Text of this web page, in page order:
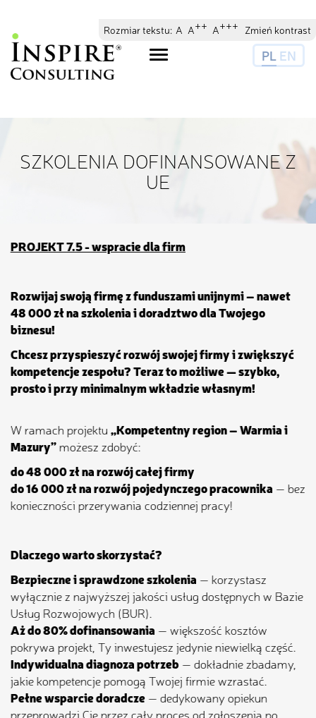
Rozmiar tekstu: A A++ A+++ Zmień kontrast
Toggle
PL EN
SZKOLENIA DOFINANSOWANE Z
UE
PROJEKT 7.5 - wspracie dla firm
Rozwijaj swoją firmę z funduszami unijnymi – nawet
48 000 zł na szkolenia i doradztwo dla Twojego
biznesu!
Chcesz przyspieszyć rozwój swojej firmy i zwiększyć
kompetencje zespołu? Teraz to możliwe — szybko,
prosto i przy minimalnym wkładzie własnym!
W ramach projektu „Kompetentny region – Warmia i
Mazury”możesz zdobyć:
do 48 000 zł na rozwój całej firmy
do 16 000 zł na rozwój pojedynczego pracownika — bez
konieczności przerywania codziennej pracy!
Dlaczego warto skorzystać?
Bezpieczne i sprawdzone szkolenia — korzystasz
wyłącznie z najwyższej jakości usług dostępnych w Bazie
Usług Rozwojowych (BUR).
Aż do 80% dofinansowania — większość kosztów
pokrywa projekt, Ty inwestujesz jedynie niewielką część.
Indywidualna diagnoza potrzeb — dokładnie zbadamy,
jakie kompetencje pomogą Twojej firmie wzrastać.
Pełne wsparcie doradcze— dedykowany opiekun
przeprowadzi Cię przez cały proces od zgłoszenia po